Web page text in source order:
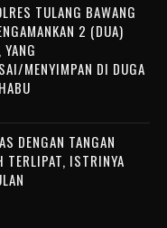
TULANG BAWANG
2 (DUA)
MENYIMPAN DI DUGA
DENGAN TANGAN
TERLIPAT, ISTRINYA